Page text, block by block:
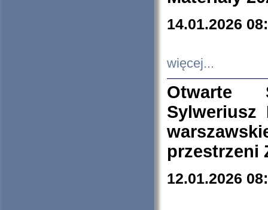
14.01.2026
więcej...
Otwarte
Sylweriusz
przestrzeni
12.01.2026